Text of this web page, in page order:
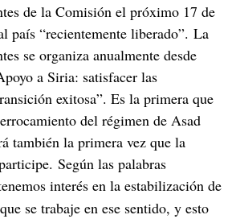
de la Comisión el próximo 17 de
país “recientemente liberado”. La
se organiza anualmente desde
a Siria: satisfacer las
exitosa”. Es la primera que
del régimen de Asad
también la primera vez que la
Según las palabras
interés en la estabilización de
se trabaje en ese sentido, y esto